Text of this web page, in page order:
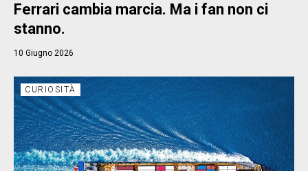
Ferrari cambia marcia. Ma i fan non ci
stanno.
10 Giugno 2026
CURIOSITÀ